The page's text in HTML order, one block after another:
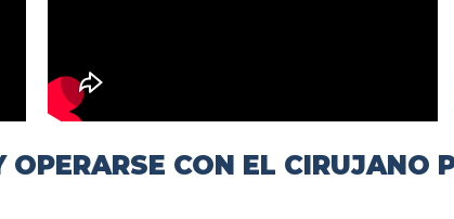
CON EL CIRUJANO